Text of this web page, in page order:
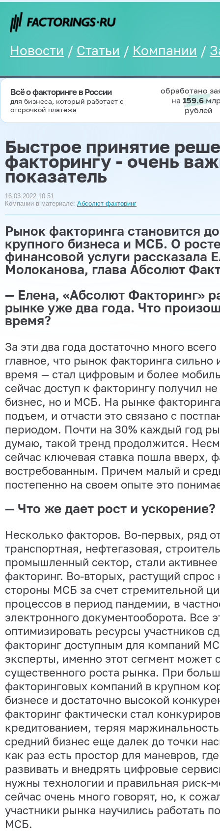
Новости / Статьи / Компании /
Всё о факторинге в России
для бизнеса, который работает с
отсрочкой платежа
обработано
на 159.6
рублей
Быстрое принятие
факторингу - очень
показатель
16.03.2022 10:51
Компании в материале: Абсолют факторинг
Рынок факторинга становится
крупного бизнеса и МСБ. О
финансовой услуги рассказала
Молоканова, глава Абсолют
— Елена, «Абсолют Факторинг»
рынке уже два года. Что
время?
За эти два года достаточно много
главное, что рынок факторинга сильно
время — стал цифровым и более
сейчас доступ к факторингу получил
бизнес, но и МСБ. На рынке
подъем, и отчасти это связано с
периодом. Почти на 30% каждый год
думаю, такой тренд продолжится.
сейчас ключевая ставка пошла вверх,
востребованным. Причем малый и
постепенно на своем опыте это
— Что же дает рост и ускорение?
Несколько факторов. Во-первых, ряд
транспортная, нефтегазовая,
промышленный сектор, стали активнее
факторинг. Во-вторых, растущий спрос
стороны МСБ за счет стремительной
процессов в период пандемии, в
электронного документооборота. Все
оптимизировать ресурсы участников
факторинг доступным для компаний
эксперты, именно этот сегмент может
существенного роста рынка. При
факторинговых компаний в крупном
бизнесе и достаточно высокой
факторинг фактически стал
кредитованием, теряя
средний бизнес еще далек до точки
как раз есть простор для маневров,
развивать и внедрять цифровые
нужны технологии и правильная риск-
сейчас очень много говорят, но, к
участники рынка научились работать
МСБ.